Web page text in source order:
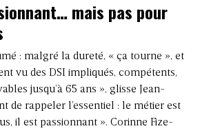
mais pas pour
: malgré la dureté, « ça tourne », et
vu des DSI impliqués, compétents,
jusqu’à 65 ans », glisse Jean-
de rappeler l’essentiel : le métier est
il est passionnant ». Corinne Fize-